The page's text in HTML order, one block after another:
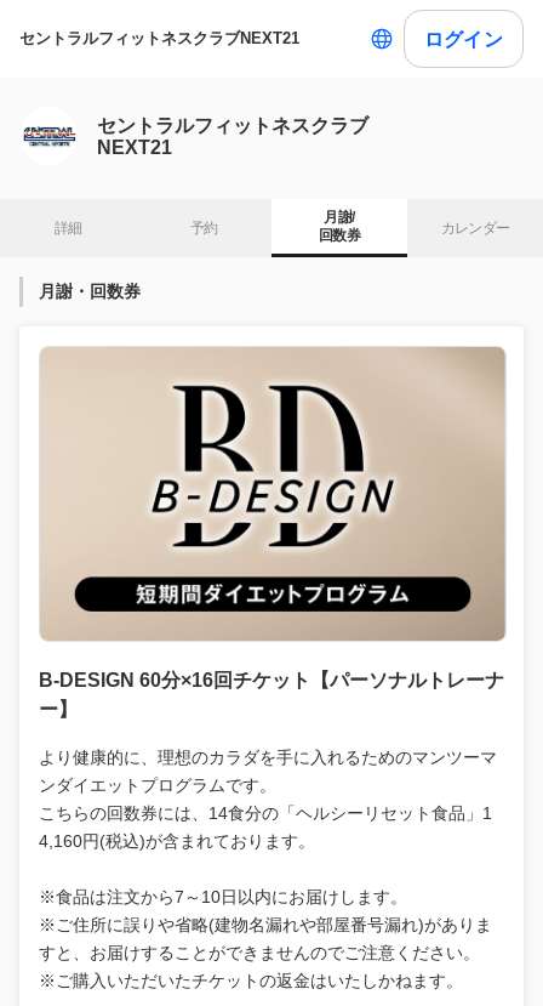
セントラルフィットネスクラブNEXT21 ログイン
セントラルフィットネスクラブ
NEXT21
詳細 予約
月謝/
回数券
カレンダー
月謝・回数券
B-DESIGN 60分×16回チケット【パーソナルトレーナ
ー】
より健康的に、理想のカラダを手に入れるためのマンツーマ
ンダイエットプログラムです。
こちらの回数券には、14食分の「ヘルシーリセット食品」1
4,160円(税込)が含まれております。
※食品は注文から7～10日以内にお届けします。
※ご住所に誤りや省略(建物名漏れや部屋番号漏れ)がありま
すと、お届けすることができませんのでご注意ください。
※ご購入いただいたチケットの返金はいたしかねます。